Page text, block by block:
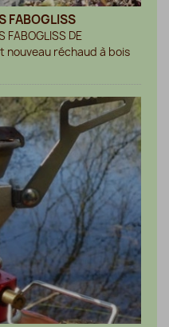
FABOGLISS
FABOGLISS DE
nouveau réchaud à bois